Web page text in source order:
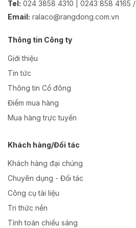
Tel: 024 3858 4310 | 0243 858 4165 /
Email: ralaco@rangdong.com.vn
Thông tin Công ty
Giới thiệu
Tin tức
Thông tin Cổ đông
Điểm mua hàng
Mua hàng trực tuyến
Khách hàng/Đối tác
Khách hàng đại chúng
Chuyên dụng - Đối tác
Công cụ tài liệu
Tri thức nền
Tính toán chiếu sáng